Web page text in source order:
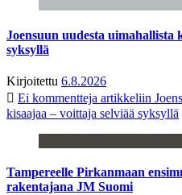
Joensuun uudesta uimahallista
syksyllä
Kirjoitettu 6.8.2026
Ei kommentteja artikkeliin
kisaajaa – voittaja selviää syksyllä
Tampereelle Pirkanmaan
rakentajana JM Suomi